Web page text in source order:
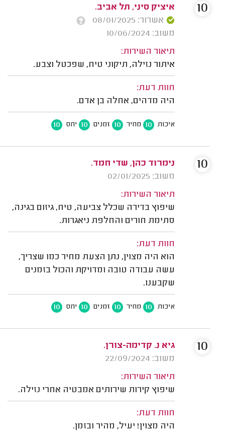
איציק סיני, תל אביב.
אשרור: 08/01/2025
משוב: 10/06/2024
תיאור השירות:
איתור נזילה, תיקוני טיח, שפכטל וצבע.
חוות דעת:
היה מדהים, אחלה בן אדם.
איכות 10 מחיר 10 זמנים 10 יחס 10
10
נימרוד כהן, שדי חמד.
משוב: 02/01/2025
תיאור השירות:
שיפוץ בדירה שכלל צביעה, טיח, גיזום בגינה,
סתימת חורים והחלפת ניאגרות.
חוות דעת:
הוא היה מצוין, נתן הצעת מחיר כמו שצריך,
עשה עבודה טובה ומדויקת והכול בזמנים
שקבענו.
איכות 10 מחיר 10 זמנים 10 יחס 10
10
גיא נ. קדימה-צורן.
משוב: 22/09/2024
תיאור השירות:
שיפוץ קירות שירותים אמבטיה אחרי נזילה.
חוות דעת:
היה מצוין! יעיל, מהיר ובזמן.
10